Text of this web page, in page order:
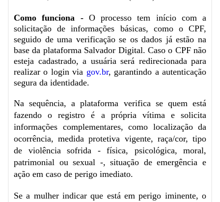
Como funciona -O processo tem início com a
solicitação de informações básicas, como o CPF,
seguido de uma verificação se os dados já estão na
base da plataforma Salvador Digital. Caso o CPF não
esteja cadastrado, a usuária será redirecionada para
realizar o login via gov.br, garantindo a autenticação
segura da identidade.
Na sequência, a plataforma verifica se quem está
fazendo o registro é a própria vítima e solicita
informações complementares, como localização da
ocorrência, medida protetiva vigente, raça/cor, tipo
de violência sofrida - física, psicológica, moral,
patrimonial ou sexual -, situação de emergência e
ação em caso de perigo imediato.
Se a mulher indicar que está em perigo iminente, o